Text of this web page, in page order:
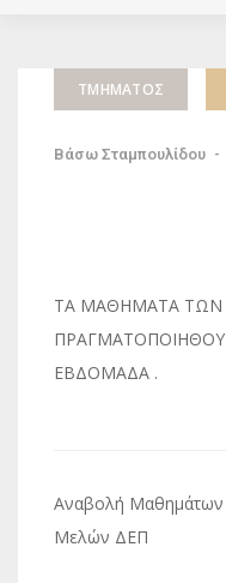
ΤΜΉΜΑΤΟΣ
Βάσω Σταμπουλίδου -
ΤΑ ΜΑΘΗΜΑΤΑ ΤΩΝ
ΕΒΔΟΜΑΔΑ .
Πλοήγηση
άρθρων
Αναβολή Μαθημάτων
Μελών ΔΕΠ